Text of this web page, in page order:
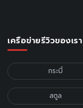
เครือข่ายรีวิวของเรา
กระบี่
สตูล